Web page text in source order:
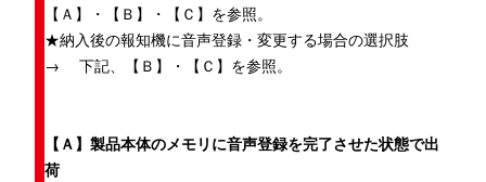
【Ａ】・【Ｂ】・【Ｃ】を参照。
★納入後の報知機に音声登録・変更する場合の選択肢
→ 下記、【Ｂ】・【Ｃ】を参照。
【Ａ】製品本体のメモリに音声登録を完了させた状態で出
荷